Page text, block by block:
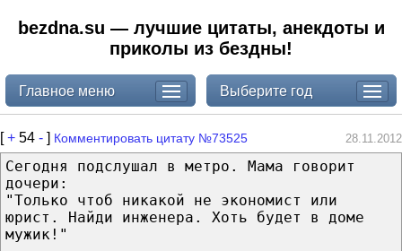
bezdna.su — лучшие цитаты, анекдоты и
приколы из бездны!
Главное меню Выберите год
[+ 54 - ] Комментировать цитату №73525 28.11.2012
Сегодня подслушал в метро. Мама говорит
дочери:
"Только чтоб никакой не экономист или
юрист. Найди инженера. Хоть будет в доме
мужик!"